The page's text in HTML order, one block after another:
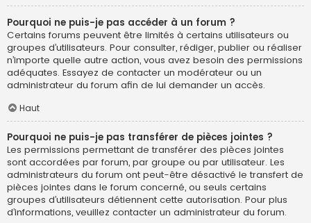
Pourquoi ne puis-je pas accéder à un forum ?
Certains forums peuvent être limités à certains utilisateurs ou
groupes d’utilisateurs. Pour consulter, rédiger, publier ou réaliser
n’importe quelle autre action, vous avez besoin des permissions
adéquates. Essayez de contacter un modérateur ou un
administrateur du forum afin de lui demander un accès.
Haut
Pourquoi ne puis-je pas transférer de pièces jointes ?
Les permissions permettant de transférer des pièces jointes
sont accordées par forum, par groupe ou par utilisateur. Les
administrateurs du forum ont peut-être désactivé le transfert de
pièces jointes dans le forum concerné, ou seuls certains
groupes d’utilisateurs détiennent cette autorisation. Pour plus
d’informations, veuillez contacter un administrateur du forum.